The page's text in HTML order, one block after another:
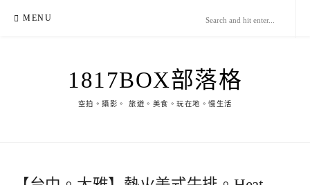
MENU
1817BOX部落格
空拍。攝影。 旅遊。美食。玩在地。慢生活